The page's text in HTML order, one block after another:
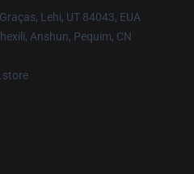
Lehi, UT 84043, EUA
Anshun, Pequim, CN